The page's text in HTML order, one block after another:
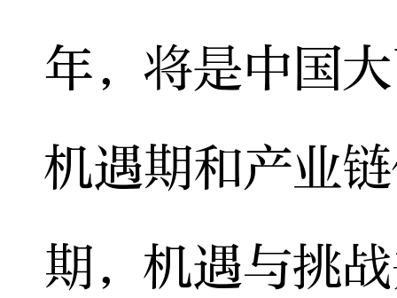
年，将是中国
机遇期和产业
期，机遇与挑